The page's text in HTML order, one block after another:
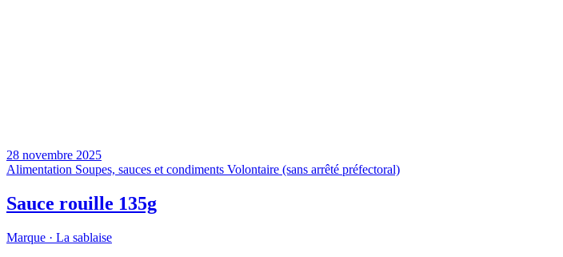
28 novembre 2025
Alimentation Soupes, sauces et condiments Volontaire (sans arrêté préfectoral)
Sauce rouille 135g
Marque · La sablaise